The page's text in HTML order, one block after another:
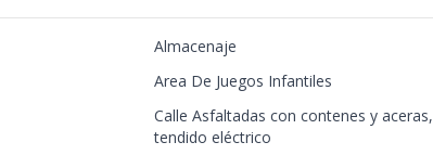
Almacenaje
Area De Juegos Infantiles
Calle Asfaltadas con contenes y aceras,
tendido eléctrico